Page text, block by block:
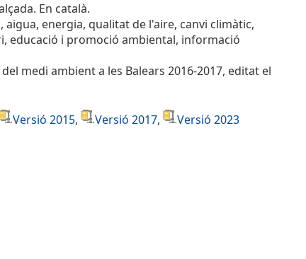
En català.
energia, qualitat de l'aire, canvi climàtic,
educació i promoció ambiental, informació
medi ambient a les Balears 2016-2017, editat el
Versió 2015, Versió 2017, Versió 2023